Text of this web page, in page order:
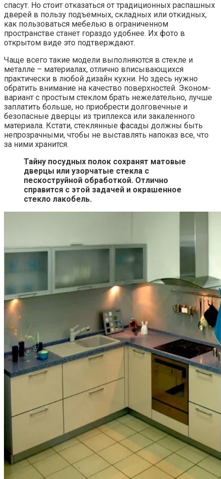
спасут. Но стоит отказаться от традиционных распашных
дверей в пользу подъемных, складных или откидных,
как пользоваться мебелью в ограниченном
пространстве станет гораздо удобнее. Их фото в
открытом виде это подтверждают.
Чаще всего такие модели выполняются в стекле и
металле – материалах, отлично вписывающихся
практически в любой дизайн кухни. Но здесь нужно
обратить внимание на качество поверхностей. Эконом-
вариант с простым стеклом брать нежелательно, лучше
заплатить больше, но приобрести долговечные и
безопасные дверцы из триплекса или закаленного
материала. Кстати, стеклянные фасады должны быть
непрозрачными, чтобы не выставлять напоказ все, что
за ними хранится.
Тайну посудных полок сохранят матовые
дверцы или узорчатые стекла с
пескоструйной обработкой. Отлично
справится с этой задачей и окрашенное
стекло лакобель.